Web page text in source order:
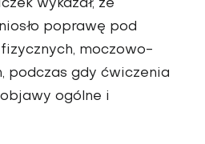
wykazał, że
poprawę pod
moczowo-
podczas gdy ćwiczenia
ogólne i